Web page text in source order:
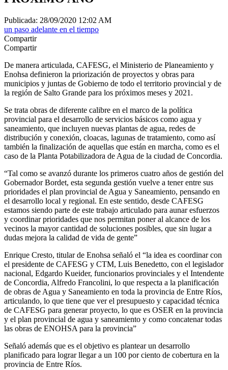
Publicada: 28/09/2020 12:02 AM
un paso adelante en el tiempo
Compartir
Compartir
De manera articulada, CAFESG, el Ministerio de Planeamiento y
Enohsa definieron la priorización de proyectos y obras para
municipios y juntas de Gobierno de todo el territorio provincial y de
la región de Salto Grande para los próximos meses y 2021.
Se trata obras de diferente calibre en el marco de la política
provincial para el desarrollo de servicios básicos como agua y
saneamiento, que incluyen nuevas plantas de agua, redes de
distribución y conexión, cloacas, lagunas de tratamiento, como así
también la finalización de aquellas que están en marcha, como es el
caso de la Planta Potabilizadora de Agua de la ciudad de Concordia.
“Tal como se avanzó durante los primeros cuatro años de gestión del
Gobernador Bordet, esta segunda gestión vuelve a tener entre sus
prioridades el plan provincial de Agua y Saneamiento, pensando en
el desarrollo local y regional. En este sentido, desde CAFESG
estamos siendo parte de este trabajo articulado para aunar esfuerzos
y coordinar prioridades que nos permitan poner al alcance de los
vecinos la mayor cantidad de soluciones posibles, que sin lugar a
dudas mejora la calidad de vida de gente”
Enrique Cresto, titular de Enohsa señaló el “la idea es coordinar con
el presidente de CAFESG y CTM, Luis Benedetto, con el legislador
nacional, Edgardo Kueider, funcionarios provinciales y el Intendente
de Concordia, Alfredo Francolini, lo que respecta a la planificación
de obras de Agua y Saneamiento en toda la provincia de Entre Ríos,
articulando, lo que tiene que ver el presupuesto y capacidad técnica
de CAFESG para generar proyecto, lo que es OSER en la provincia
y el plan provincial de agua y saneamiento y como concatenar todas
las obras de ENOHSA para la provincia”
Señaló además que es el objetivo es plantear un desarrollo
planificado para lograr llegar a un 100 por ciento de cobertura en la
provincia de Entre Ríos.